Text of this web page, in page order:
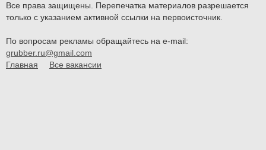
Все права защищены. Перепечатка материалов разрешается
только с указанием активной ссылки на первоисточник.
По вопросам рекламы обращайтесь на e-mail:
grubber.ru@gmail.com
Главная
Все вакансии